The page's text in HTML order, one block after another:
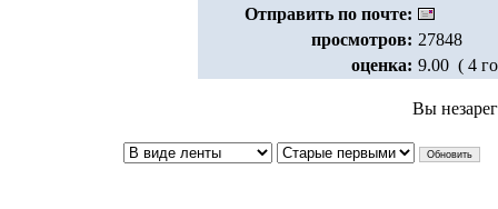
Отправить по почте:
просмотров: 27848
оценка: 9.00 ( 4
Вы